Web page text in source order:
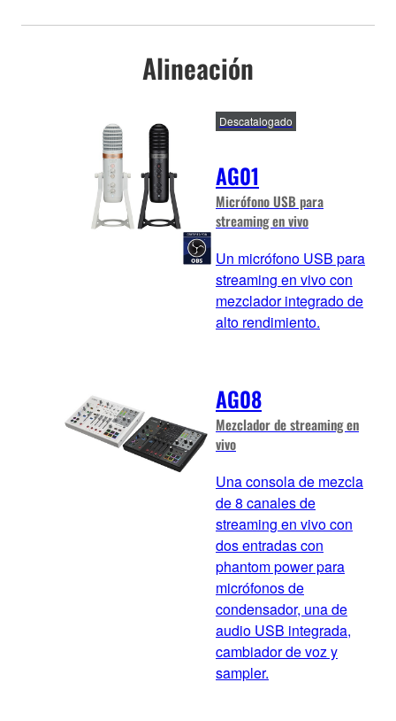
Alineación
AG01
Micrófono USB para
streaming en vivo
Descatalogado
Un micrófono USB para
streaming en vivo con
mezclador integrado de
alto rendimiento.
AG08
Mezclador de streaming en
vivo
Una consola de mezcla
de 8 canales de
streaming en vivo con
dos entradas con
phantom power para
micrófonos de
condensador, una de
audio USB integrada,
cambiador de voz y
sampler.